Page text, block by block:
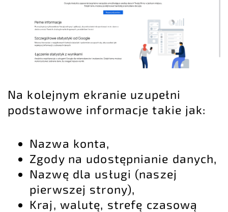
Na kolejnym ekranie uzupełni
podstawowe informacje takie jak:
Nazwa konta,
Zgody na udostępnianie danych,
Nazwę dla usługi (naszej
pierwszej strony),
Kraj, walutę, strefę czasową